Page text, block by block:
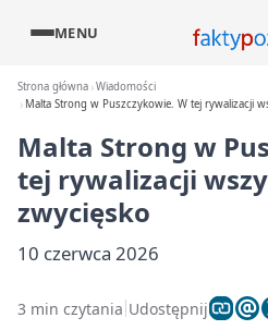
MENU
Strona główna Wiadomości
Malta Strong w Puszczykowie. W tej rywalizacji
Malta Strong w
tej rywalizacji
zwycięsko
10 czerwca 2026
3 min czytania Udostępnij